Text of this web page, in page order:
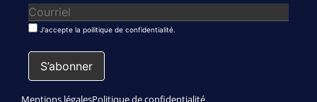
J'accepte la poilitique de confidentialité.
Mentions légalesPolitique de confidentialité